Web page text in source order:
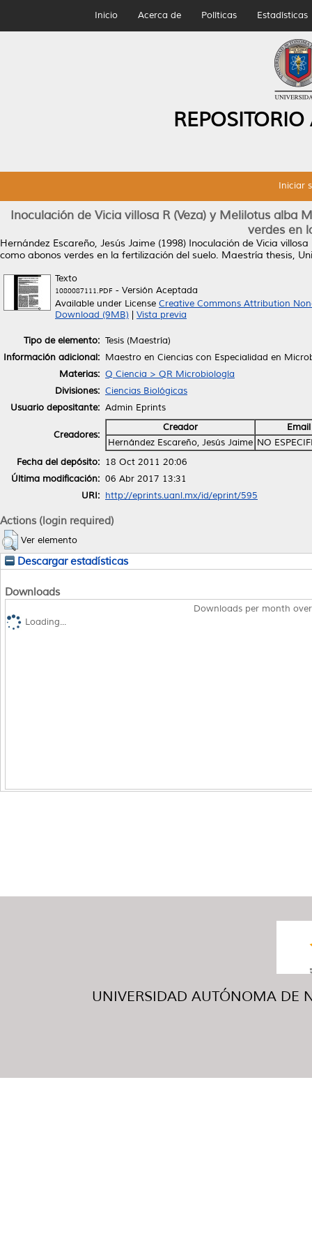
Inicio Acerca de Políticas Estadísticas
Iniciar
Inoculación de Vicia villosa R (Veza) y Melilotus alba
verdes en
Hernández Escareño, Jesús Jaime (1998) Inoculación de Vicia
como abonos verdes en la fertilización del suelo. Maestría thesis,
Texto
1080087111.PDF - Versión Aceptada
Available under License Creative Commons Attribution
Download (9MB)
Vista previa
Tipo de elemento: Tesis (Maestría)
Información adicional: Maestro en Ciencias con Especialidad en
Materias: Q Ciencia > QR Microbiología
Divisiones: Ciencias Biológicas
Usuario depositante: Admin Eprints
Creadores:
Creador
Email
Hernández Escareño, Jesús Jaime NO
Fecha del depósito: 18 Oct 2011 20:06
Última modificación: 06 Abr 2017 13:31
URI: http://eprints.uanl.mx/id/eprint/595
Actions (login required)
Ver elemento
Descargar estadísticas
Downloads
Downloads per month
Loading...
UNIVERSIDAD AUTÓNOMA DE